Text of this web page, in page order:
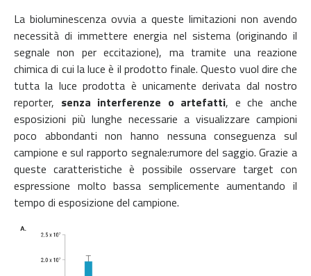
La bioluminescenza ovvia a queste limitazioni non avendo
necessità di immettere energia nel sistema (originando il
segnale non per eccitazione), ma tramite una reazione
chimica di cui la luce è il prodotto finale. Questo vuol dire che
tutta la luce prodotta è unicamente derivata dal nostro
reporter, senza interferenze o artefatti, e che anche
esposizioni più lunghe necessarie a visualizzare campioni
poco abbondanti non hanno nessuna conseguenza sul
campione e sul rapporto segnale:rumore del saggio. Grazie a
queste caratteristiche è possibile osservare target con
espressione molto bassa semplicemente aumentando il
tempo di esposizione del campione.